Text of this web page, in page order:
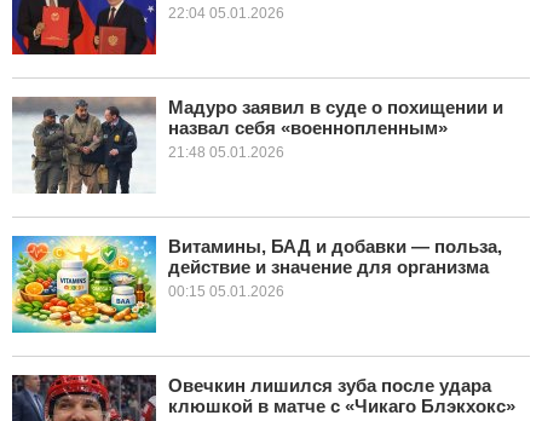
ШОУ-БИЗНЕС
ЭГОИЗМ
22:04 05.01.2026
Мадуро заявил в суде о похищении и
назвал себя «военнопленным»
21:48 05.01.2026
Витамины, БАД и добавки — польза,
действие и значение для организма
00:15 05.01.2026
Овечкин лишился зуба после удара
клюшкой в матче с «Чикаго Блэкхокс»